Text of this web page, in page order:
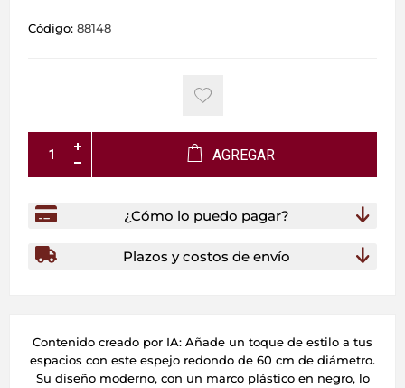
Código: 88148
AGREGAR
¿Cómo lo puedo pagar?
Plazos y costos de envío
Contenido creado por IA: Añade un toque de estilo a tus
espacios con este espejo redondo de 60 cm de diámetro.
Su diseño moderno, con un marco plástico en negro, lo